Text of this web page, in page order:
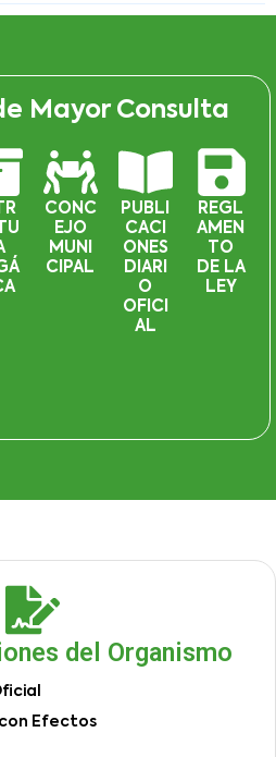
Mayor Consulta
CONC
EJO
MUNI
CIPAL
PUBLI
CACI
ONES
DIARI
O
OFICI
AL
REGL
AMEN
TO
DE LA
LEY
del Organismo
Efectos